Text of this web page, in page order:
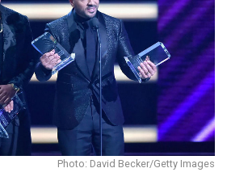
Photo: David Becker/Getty Images